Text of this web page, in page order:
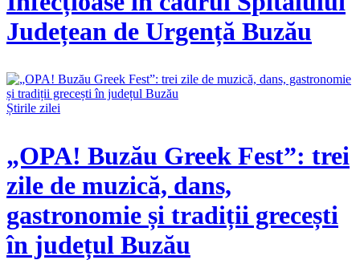
Județean de Urgență Buzău
Știrile zilei
„OPA! Buzău Greek Fest”: trei
zile de muzică, dans,
gastronomie și tradiții grecești
în județul Buzău